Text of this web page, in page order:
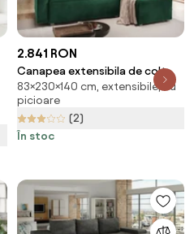
2.841 RON
Canapea extensibila de colt
CAVELO, verde inchis,
reversibila
83×230×140 cm, extensibile, cu
picioare
(2)
În stoc